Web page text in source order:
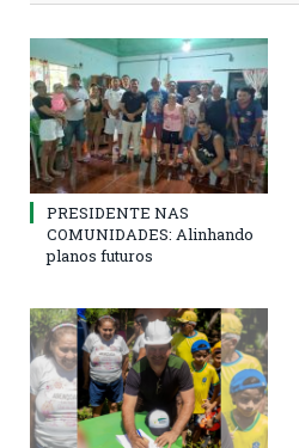
PRESIDENTE NAS
COMUNIDADES: Alinhando
planos futuros